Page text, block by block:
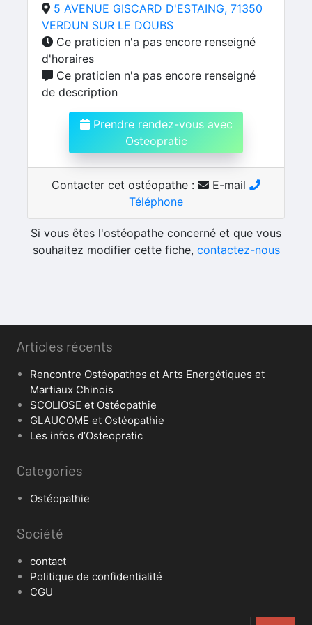
5 AVENUE GISCARD D'ESTAING, 71350
VERDUN SUR LE DOUBS
Ce praticien n'a pas encore renseigné
d'horaires
Ce praticien n'a pas encore renseigné
de description
Prendre rendez-vous avec
Osteopratic
Contacter cet ostéopathe :
E-mail
Téléphone
Si vous êtes l'ostéopathe concerné et que vous
souhaitez modifier cette fiche, contactez-nous
Articles récents
Rencontre Ostéopathes et Arts Energétiques et
Martiaux Chinois
SCOLIOSE et Ostéopathie
GLAUCOME et Ostéopathie
Les infos d’Osteopratic
Categories
Ostéopathie
Société
contact
Politique de confidentialité
CGU